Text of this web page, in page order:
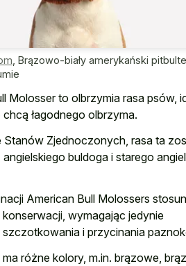
Brązowo-biały amerykański
Molosser to olbrzymia rasa psów,
łagodnego olbrzyma.
Zjednoczonych, rasa ta
angielskiego buldoga i starego
American Bull Molossers
konserwacji, wymagając jedynie
i przycinania
różne kolory, m.in. brązowe,